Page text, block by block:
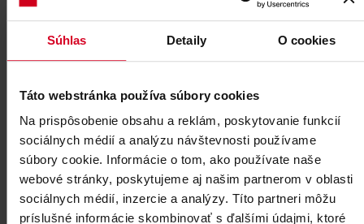
Súhlas Detaily O cookies
Táto webstránka používa súbory cookies
Na prispôsobenie obsahu a reklám, poskytovanie funkcií
sociálnych médií a analýzu návštevnosti používame
súbory cookie. Informácie o tom, ako používate naše
webové stránky, poskytujeme aj našim partnerom v oblasti
sociálnych médií, inzercie a analýzy. Títo partneri môžu
príslušné informácie skombinovať s ďalšími údajmi, ktoré